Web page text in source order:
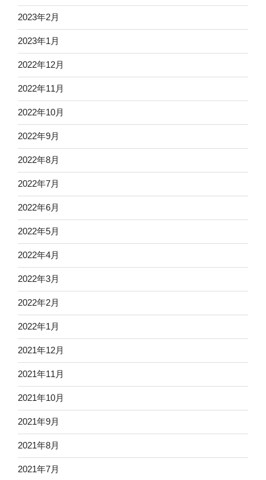
2023年2月
2023年1月
2022年12月
2022年11月
2022年10月
2022年9月
2022年8月
2022年7月
2022年6月
2022年5月
2022年4月
2022年3月
2022年2月
2022年1月
2021年12月
2021年11月
2021年10月
2021年9月
2021年8月
2021年7月